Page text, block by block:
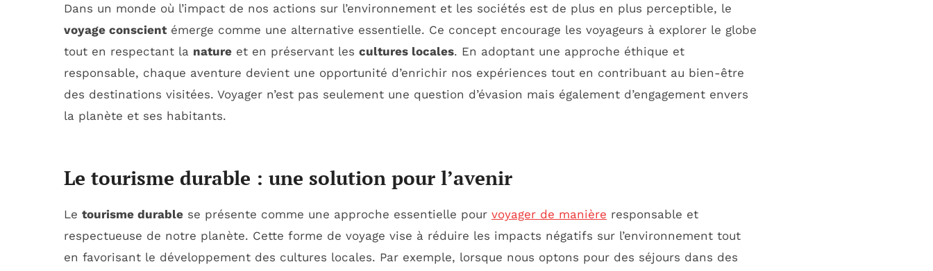
Dans un monde où l’impact de nos actions sur l’environnement et les sociétés est de plus en plus perceptible, le
voyage conscientémerge comme une alternative essentielle. Ce concept encourage les voyageurs à explorer le globe
tout en respectant la nature et en préservant les cultures locales. En adoptant une approche éthique et
responsable, chaque aventure devient une opportunité d’enrichir nos expériences tout en contribuant au bien-être
des destinations visitées. Voyager n’est pas seulement une question d’évasion mais également d’engagement envers
la planète et ses habitants.
Le tourisme durable : une solution pour l’avenir
Le tourisme durable se présente comme une approche essentielle pour voyager de manière responsable et
respectueuse de notre planète. Cette forme de voyage vise à réduire les impacts négatifs sur l’environnement tout
en favorisant le développement des cultures locales. Par exemple, lorsque nous optons pour des séjours dans des